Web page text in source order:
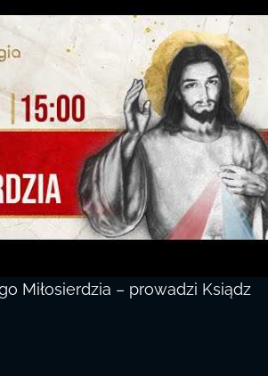
Miłosierdzia – prowadzi Ksiądz